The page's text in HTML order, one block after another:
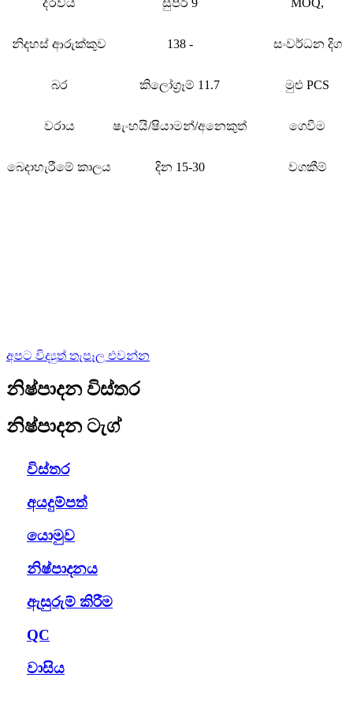
ද්රව්ය සුපිරි 9 MOQ,
නිදහස් ආරුක්කුව 138 - සංවර්ධන දිග
බර කිලෝග්‍රෑම් 11.7 මුළු PCS
වරාය ෂැංහයි/ෂියාමන්/අනෙකුත් ගෙවීම
බෙදාහැරීමේ කාලය දින 15-30 වගකීම්
අපට විද්‍යුත් තැපෑල එවන්න
නිෂ්පාදන විස්තර
නිෂ්පාදන ටැග්
විස්තර
අයදුම්පත්
යොමුව
නිෂ්පාදනය
ඇසුරුම් කිරීම
QC
වාසිය